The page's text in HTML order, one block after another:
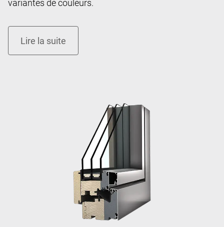
variantes de couleurs.